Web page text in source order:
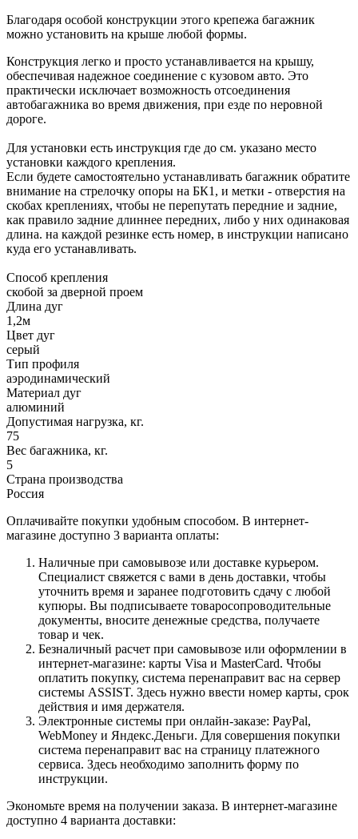
Благодаря особой конструкции этого крепежа багажник
можно установить на крыше любой формы.
Конструкция легко и просто устанавливается на крышу,
обеспечивая надежное соединение с кузовом авто. Это
практически исключает возможность отсоединения
автобагажника во время движения, при езде по неровной
дороге.
Для установки есть инструкция где до см. указано место
установки каждого крепления.
Если будете самостоятельно устанавливать багажник обратите
внимание на стрелочку опоры на БК1, и метки - отверстия на
скобах креплениях, чтобы не перепутать передние и задние,
как правило задние длиннее передних, либо у них одинаковая
длина. на каждой резинке есть номер, в инструкции написано
куда его устанавливать.
Способ крепления
скобой за дверной проем
Длина дуг
1,2м
Цвет дуг
серый
Тип профиля
аэродинамический
Материал дуг
алюминий
Допустимая нагрузка, кг.
75
Вес багажника, кг.
5
Страна производства
Россия
Оплачивайте покупки удобным способом. В интернет-
магазине доступно 3 варианта оплаты:
Наличные при самовывозе или доставке курьером.
Специалист свяжется с вами в день доставки, чтобы
уточнить время и заранее подготовить сдачу с любой
купюры. Вы подписываете товаросопроводительные
документы, вносите денежные средства, получаете
товар и чек.
Безналичный расчет при самовывозе или оформлении в
интернет-магазине: карты Visa и MasterCard. Чтобы
оплатить покупку, система перенаправит вас на сервер
системы ASSIST. Здесь нужно ввести номер карты, срок
действия и имя держателя.
Электронные системы при онлайн-заказе: PayPal,
WebMoney и Яндекс.Деньги. Для совершения покупки
система перенаправит вас на страницу платежного
сервиса. Здесь необходимо заполнить форму по
инструкции.
Экономьте время на получении заказа. В интернет-магазине
доступно 4 варианта доставки: